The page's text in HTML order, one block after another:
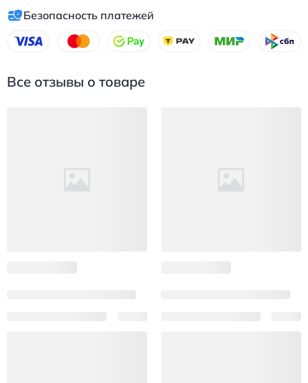
Безопасность платежей
Все отзывы о товаре